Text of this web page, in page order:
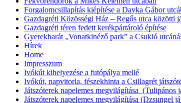
Forgalomcsillapítás kiépítése a Dayka Gábor
Gazdagréti Közösségi Ház – Regős utca közötti
Gazdagréti téren fedett kerékpártároló építése
Gyerekbarát „Vonatkinéző park” a Csukló
Hírek
Home
Impresszum
Ivókút kihelyezése a futópálya mellé
Ivókút, napvitorla, fészekhinta a Csillagrét
Játszóterek napelemes megvilágítása
Játszóterek napelemes megvilágítása (Dzsungel